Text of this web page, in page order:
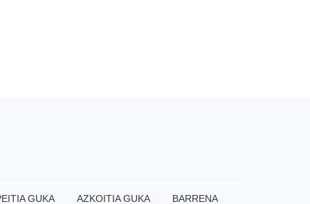
GUKA AZKOITIA GUKA BARRENA